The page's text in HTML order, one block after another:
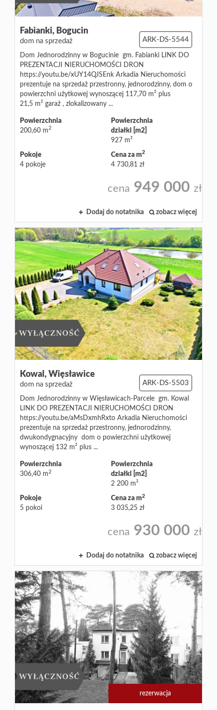
Fabianki, Bogucin
dom na sprzedaż ARK-DS-5544
Dom Jednorodzinny w Bogucinie gm. Fabianki LINK DO
PREZENTACJI NIERUCHOMOŚCI DRON
https://youtu.be/xUY14QJSEnk Arkadia Nieruchomości
prezentuje na sprzedaż przestronny, jednorodzinny, dom o
powierzchni użytkowej wynoszącej 117,70 m² plus
21,5 m² garaż , zlokalizowany ...
Powierzchnia
200,60 m2
Powierzchnia
działki [m2]
927 m²
Pokoje
4 pokoje
Cena za m2
4 730,81 zł
cena 949 000 zł
Dodaj do notatnika zobacz więcej
Kowal, Więsławice
dom na sprzedaż ARK-DS-5503
Dom Jednorodzinny w Więsławicach-Parcele gm. Kowal
LINK DO PREZENTACJI NIERUCHOMOŚCI DRON
https://youtu.be/aMsDxmhRxto Arkadia Nieruchomości
prezentuje na sprzedaż przestronny, jednorodzinny,
dwukondygnacyjny dom o powierzchni użytkowej
wynoszącej 132 m² plus ...
Powierzchnia
306,40 m 2
Powierzchnia
działki [m2]
2 200 m²
Pokoje
5 pokoi
Cena za m2
3 035,25 zł
cena 930 000 zł
Dodaj do notatnika zobacz więcej
rezerwacja